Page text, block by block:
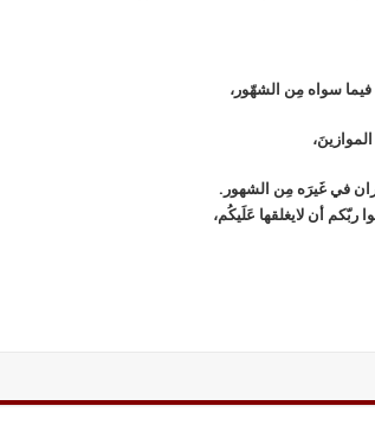
سواه مِن الشهّور،
في غَيرَه مِن الشهور.
ربّكم أن لايغلقها عَلَيكُم،